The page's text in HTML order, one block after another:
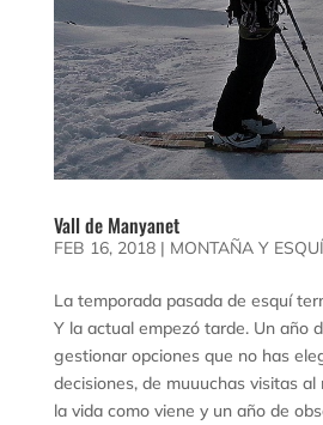
Vall de Manyanet
FEB 16, 2018| MONTAÑA Y ESQUÍ
La temporada pasada de esquí
Y la actual empezó tarde. Un año
gestionar opciones que no has
decisiones, de muuuchas visitas
la vida como viene y un año de